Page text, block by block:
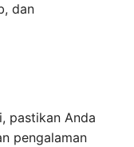
dan
pastikan Anda
pengalaman